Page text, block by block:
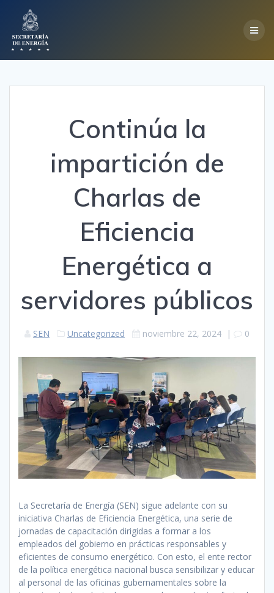
Continúa la
impartición de
Charlas de
Eficiencia
Energética a
servidores públicos
SEN Uncategorized noviembre 22, 2024 | 0
La Secretaría de Energía (SEN) sigue adelante con su
iniciativa Charlas de Eficiencia Energética, una serie de
jornadas de capacitación dirigidas a formar a los
empleados del gobierno en prácticas responsables y
eficientes de consumo energético. Con esto, el ente rector
de la política energética nacional busca sensibilizar y educar
al personal de las oficinas gubernamentales sobre la